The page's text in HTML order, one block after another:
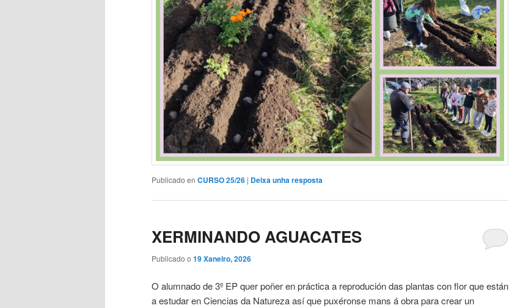
Publicado en CURSO 25/26 | Deixa unha resposta
XERMINANDO AGUACATES
Publicado o 19 Xaneiro, 2026
O alumnado de 3º EP quer poñer en práctica a reprodución das plantas con flor que están
a estudar en Ciencias da Natureza así que puxéronse mans á obra para crear un